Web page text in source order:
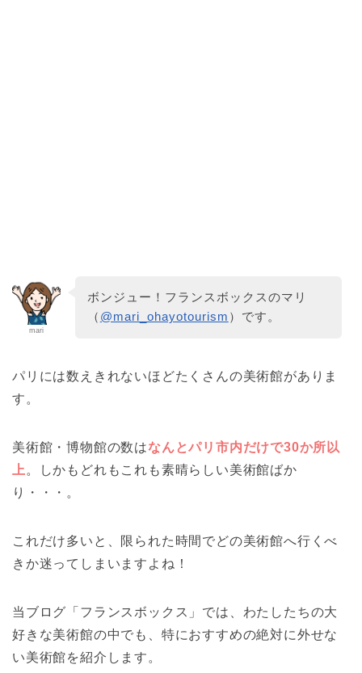
mari
ボンジュー！フランスボックスのマリ
（ @mari_ohayotourism ）です。
パリには数えきれないほどたくさんの美術館がありま
す。
美術館・博物館の数はなんとパリ市内だけで30か所以
上 。しかもどれもこれも素晴らしい美術館ばか
り・・・。
これだけ多いと、限られた時間でどの美術館へ行くべ
きか迷ってしまいますよね！
当ブログ「フランスボックス」では、わたしたちの大
好きな美術館の中でも、特におすすめの絶対に外せな
い美術館を紹介します。